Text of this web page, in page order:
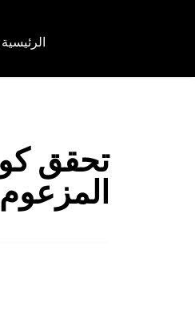
الرئيسية
المزعوم